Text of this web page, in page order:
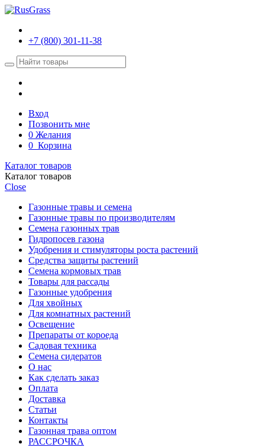
+7 (800) 301-11-38
Вход
Позвонить мне
0 Желания
0 Корзина
Каталог товаров
Каталог товаров
Close
Газонные травы и семена
Газонные травы по производителям
Семена газонных трав
Гидропосев газона
Удобрения и стимуляторы роста растений
Средства защиты растений
Семена кормовых трав
Товары для рассады
Газонные удобрения
Для хвойных
Для комнатных растений
Освещение
Препараты от короеда
Садовая техника
Семена сидератов
О нас
Как сделать заказ
Оплата
Доставка
Статьи
Контакты
Газонная трава оптом
РАССРОЧКА